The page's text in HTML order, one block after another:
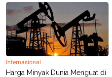
Internasional
Harga Minyak Dunia Menguat di